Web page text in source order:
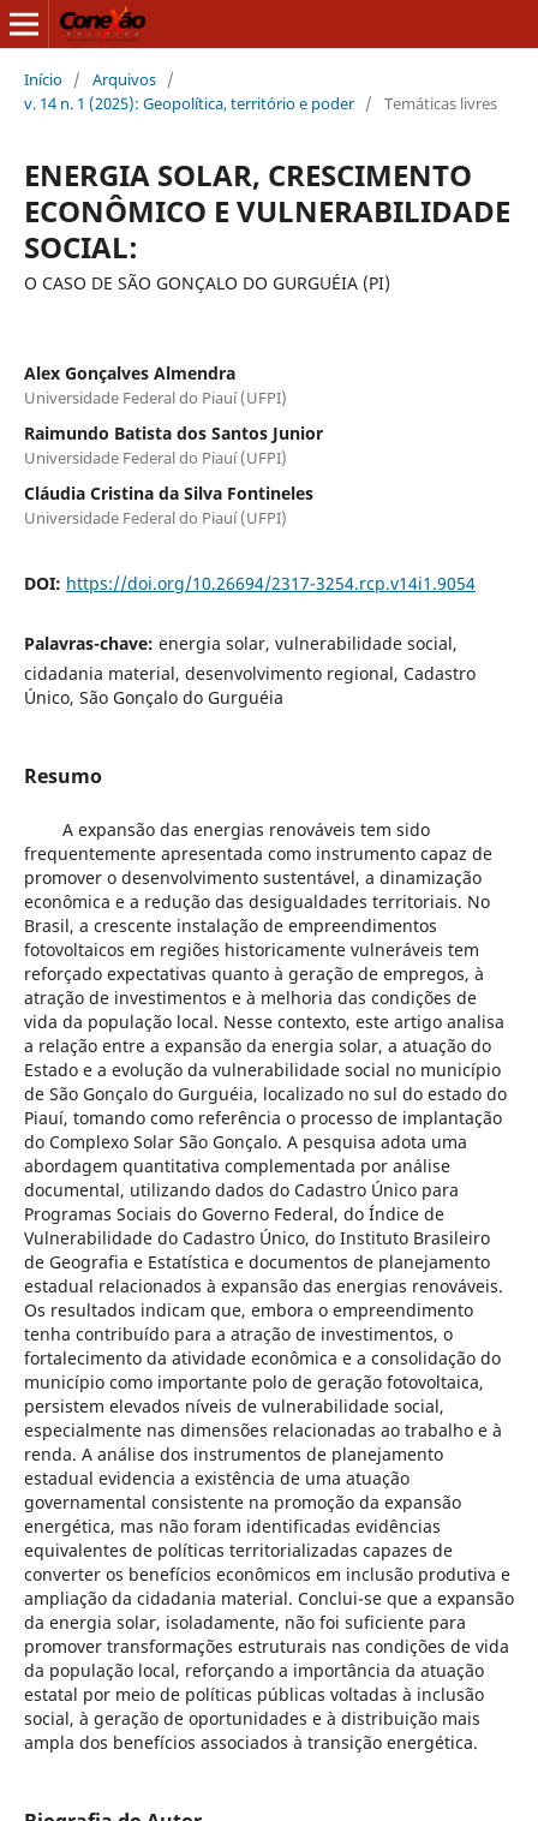
Início / Arquivos /
v. 14 n. 1 (2025): Geopolítica, território e poder / Temáticas livres
ENERGIA SOLAR, CRESCIMENTO
ECONÔMICO E VULNERABILIDADE
SOCIAL:
O CASO DE SÃO GONÇALO DO GURGUÉIA (PI)
Alex Gonçalves Almendra
Universidade Federal do Piauí (UFPI)
Raimundo Batista dos Santos Junior
Universidade Federal do Piauí (UFPI)
Cláudia Cristina da Silva Fontineles
Universidade Federal do Piauí (UFPI)
DOI: https://doi.org/10.26694/2317-3254.rcp.v14i1.9054
Palavras-chave: energia solar, vulnerabilidade social,
cidadania material, desenvolvimento regional, Cadastro
Único, São Gonçalo do Gurguéia
Resumo
A expansão das energias renováveis tem sido
frequentemente apresentada como instrumento capaz de
promover o desenvolvimento sustentável, a dinamização
econômica e a redução das desigualdades territoriais. No
Brasil, a crescente instalação de empreendimentos
fotovoltaicos em regiões historicamente vulneráveis tem
reforçado expectativas quanto à geração de empregos, à
atração de investimentos e à melhoria das condições de
vida da população local. Nesse contexto, este artigo analisa
a relação entre a expansão da energia solar, a atuação do
Estado e a evolução da vulnerabilidade social no município
de São Gonçalo do Gurguéia, localizado no sul do estado do
Piauí, tomando como referência o processo de implantação
do Complexo Solar São Gonçalo. A pesquisa adota uma
abordagem quantitativa complementada por análise
documental, utilizando dados do Cadastro Único para
Programas Sociais do Governo Federal, do Índice de
Vulnerabilidade do Cadastro Único, do Instituto Brasileiro
de Geografia e Estatística e documentos de planejamento
estadual relacionados à expansão das energias renováveis.
Os resultados indicam que, embora o empreendimento
tenha contribuído para a atração de investimentos, o
fortalecimento da atividade econômica e a consolidação do
município como importante polo de geração fotovoltaica,
persistem elevados níveis de vulnerabilidade social,
especialmente nas dimensões relacionadas ao trabalho e à
renda. A análise dos instrumentos de planejamento
estadual evidencia a existência de uma atuação
governamental consistente na promoção da expansão
energética, mas não foram identificadas evidências
equivalentes de políticas territorializadas capazes de
converter os benefícios econômicos em inclusão produtiva e
ampliação da cidadania material. Conclui-se que a expansão
da energia solar, isoladamente, não foi suficiente para
promover transformações estruturais nas condições de vida
da população local, reforçando a importância da atuação
estatal por meio de políticas públicas voltadas à inclusão
social, à geração de oportunidades e à distribuição mais
ampla dos benefícios associados à transição energética.